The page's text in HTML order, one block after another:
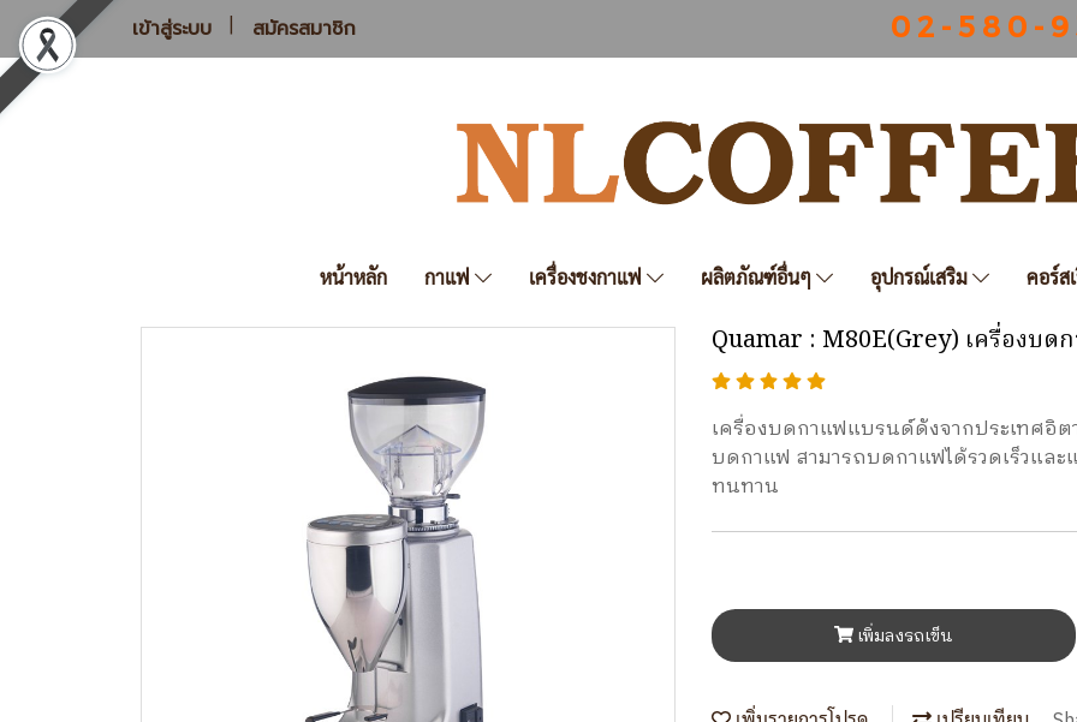
เข้าสู่ระบบ สมัครสมาชิก 0 2 - 5 8 0 - 9
หน้าหลัก กาแฟ เครื่องชงกาแฟ ผลิตภัณฑ์อื่นๆ อุปกรณ์เสริม คอร์ส
Quamar : M80E(Grey) เครื่องบด
เครื่องบดกาแฟแบรนด์ดังจากประเทศอิต
บดกาแฟ สามารถบดกาแฟได้รวดเร็วแล
ทนทาน
เพิ่มลงรถเข็น